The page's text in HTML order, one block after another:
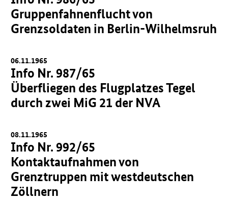
Gruppenfahnenflucht von
Grenzsoldaten in Berlin-Wilhelmsruh
06.11.1965
Info Nr. 987/65
Überfliegen des Flugplatzes Tegel
durch zwei MiG 21 der NVA
08.11.1965
Info Nr. 992/65
Kontaktaufnahmen von
Grenztruppen mit westdeutschen
Zöllnern